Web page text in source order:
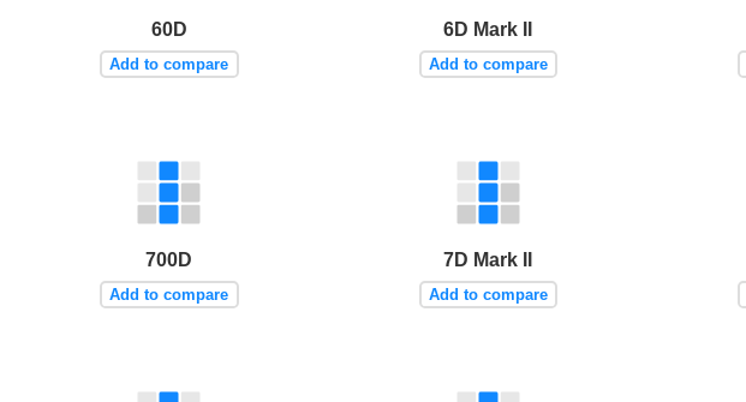
60D
Add to compare
6D Mark II
Add to compare
700D
Add to compare
7D Mark II
Add to compare